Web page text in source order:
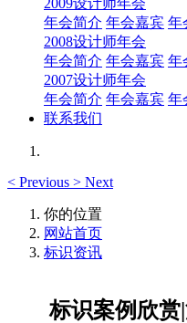
2009设计师年会
年会简介 年会嘉宾 年
2008设计师年会
年会简介 年会嘉宾 年
2007设计师年会
年会简介 年会嘉宾 年
联系我们
< Previous > Next
你的位置
网站首页
标识资讯
标识案例欣赏